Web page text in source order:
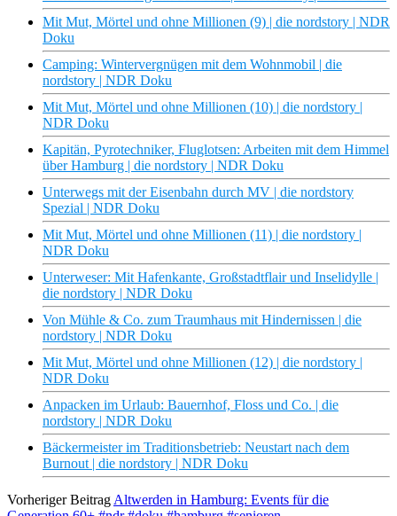
Mit Mut, Mörtel und ohne Millionen (9) | die nordstory | NDR
Doku
Camping: Wintervergnügen mit dem Wohnmobil | die
nordstory | NDR Doku
Mit Mut, Mörtel und ohne Millionen (10) | die nordstory |
NDR Doku
Kapitän, Pyrotechniker, Fluglotsen: Arbeiten mit dem Himmel
über Hamburg | die nordstory | NDR Doku
Unterwegs mit der Eisenbahn durch MV | die nordstory
Spezial | NDR Doku
Mit Mut, Mörtel und ohne Millionen (11) | die nordstory |
NDR Doku
Unterweser: Mit Hafenkante, Großstadtflair und Inselidylle |
die nordstory | NDR Doku
Von Mühle & Co. zum Traumhaus mit Hindernissen | die
nordstory | NDR Doku
Mit Mut, Mörtel und ohne Millionen (12) | die nordstory |
NDR Doku
Anpacken im Urlaub: Bauernhof, Floss und Co. | die
nordstory | NDR Doku
Bäckermeister im Traditionsbetrieb: Neustart nach dem
Burnout | die nordstory | NDR Doku
Vorheriger Beitrag Altwerden in Hamburg: Events für die